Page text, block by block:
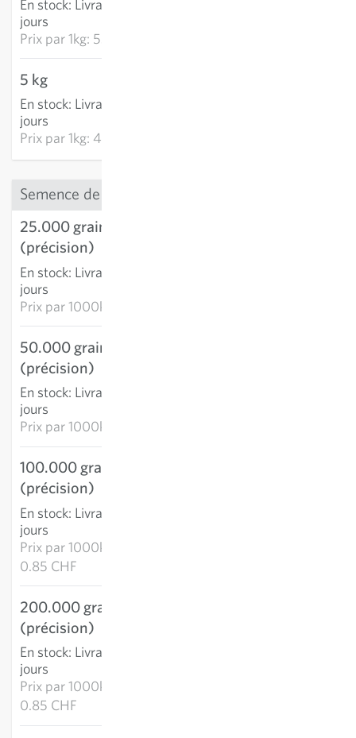
En stock: Livraison 2-4
jours
Prix par1kg: 53.76 CHF
5 kg
En stock: Livraison 2-4
jours
Prix par1kg: 49.45 CHF
Semence de précision
25.000 graines
(précision)
En stock: Livraison 2-4
jours
Prix par1000k: 1.08 CHF
50.000 graines
(précision)
En stock: Livraison 2-4
jours
Prix par1000k: 1.01 CHF
100.000 graines
(précision)
En stock: Livraison 2-4
jours
Prix par1000k:
0.85 CHF
200.000 graines
(précision)
En stock: Livraison 2-4
jours
Prix par1000k:
0.85 CHF